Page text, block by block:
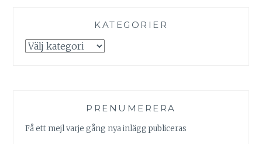
KATEGORIER
Kategorier
PRENUMERERA
Få ett mejl varje gång nya inlägg publiceras